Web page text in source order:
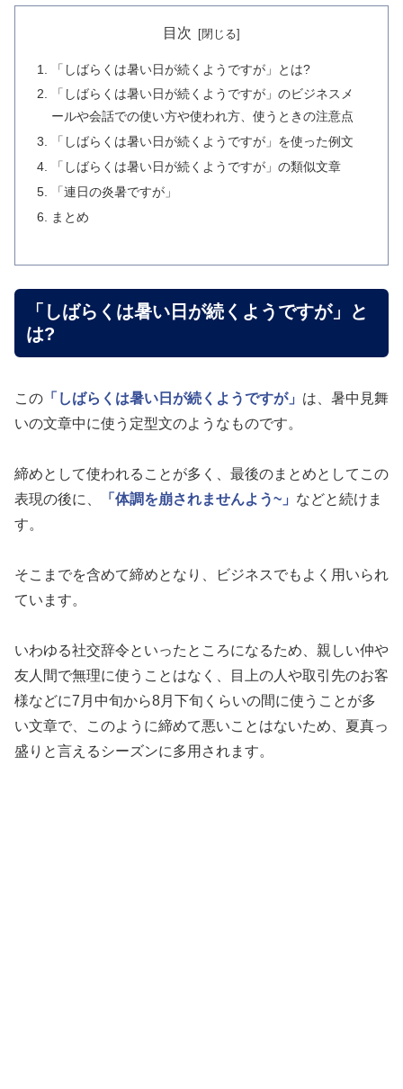
目次
「しばらくは暑い日が続くようですが」とは?
「しばらくは暑い日が続くようですが」のビジネスメ
ールや会話での使い方や使われ方、使うときの注意点
「しばらくは暑い日が続くようですが」を使った例文
「しばらくは暑い日が続くようですが」の類似文章
「連日の炎暑ですが」
まとめ
「しばらくは暑い日が続くようですが」と
は?
この 「しばらくは暑い日が続くようですが」 は、暑中見舞
いの文章中に使う定型文のようなものです。
締めとして使われることが多く、最後のまとめとしてこの
表現の後に、
「体調を崩されませんよう~」 などと続けま
す。
そこまでを含めて締めとなり、ビジネスでもよく用いられ
ています。
いわゆる社交辞令といったところになるため、親しい仲や
友人間で無理に使うことはなく、目上の人や取引先のお客
様などに7月中旬から8月下旬くらいの間に使うことが多
い文章で、このように締めて悪いことはないため、夏真っ
盛りと言えるシーズンに多用されます。